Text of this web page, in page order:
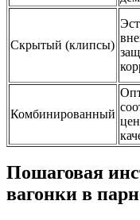
Скрытый (клипсы)
Комбинированный
Пошаговая
вагонки в